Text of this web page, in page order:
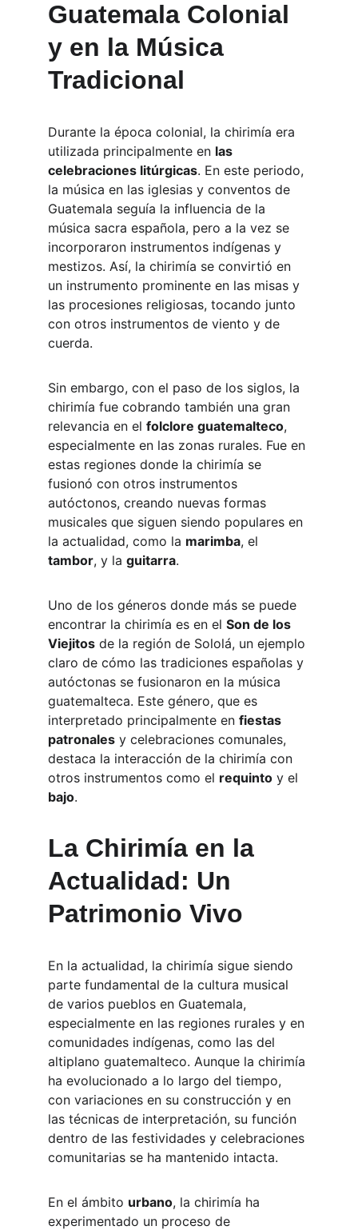
Guatemala Colonial
y en la Música
Tradicional
Durante la época colonial, la chirimía era
utilizada principalmente en las
celebraciones litúrgicas. En este periodo,
la música en las iglesias y conventos de
Guatemala seguía la influencia de la
música sacra española, pero a la vez se
incorporaron instrumentos indígenas y
mestizos. Así, la chirimía se convirtió en
un instrumento prominente en las misas y
las procesiones religiosas, tocando junto
con otros instrumentos de viento y de
cuerda.
Sin embargo, con el paso de los siglos, la
chirimía fue cobrando también una gran
relevancia en el folclore guatemalteco,
especialmente en las zonas rurales. Fue en
estas regiones donde la chirimía se
fusionó con otros instrumentos
autóctonos, creando nuevas formas
musicales que siguen siendo populares en
la actualidad, como la marimba, el
tambor, y la guitarra.
Uno de los géneros donde más se puede
encontrar la chirimía es en el Son de los
Viejitos de la región de Sololá, un ejemplo
claro de cómo las tradiciones españolas y
autóctonas se fusionaron en la música
guatemalteca. Este género, que es
interpretado principalmente en fiestas
patronales y celebraciones comunales,
destaca la interacción de la chirimía con
otros instrumentos como el requinto y el
bajo.
La Chirimía en la
Actualidad: Un
Patrimonio Vivo
En la actualidad, la chirimía sigue siendo
parte fundamental de la cultura musical
de varios pueblos en Guatemala,
especialmente en las regiones rurales y en
comunidades indígenas, como las del
altiplano guatemalteco. Aunque la chirimía
ha evolucionado a lo largo del tiempo,
con variaciones en su construcción y en
las técnicas de interpretación, su función
dentro de las festividades y celebraciones
comunitarias se ha mantenido intacta.
En el ámbito urbano, la chirimía ha
experimentado un proceso de